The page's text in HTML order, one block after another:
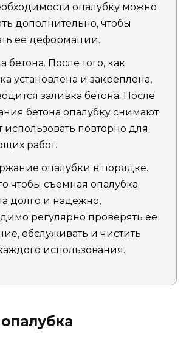
опалубку можно
дополнительно, чтобы
ее деформации.
бетона. После того, как
установлена и закреплена,
заливка бетона. После
бетона опалубку снимают
использовать повторно для
работ.
опалубки в порядке.
чтобы съемная опалубка
долго и надежно,
регулярно проверять ее
обслуживать и чистить
использования.